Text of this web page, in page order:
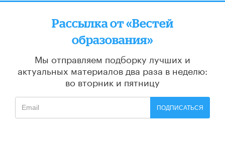
Рассылка от «Вестей
образования»
Мы отправляем подборку лучших и
актуальных материалов два раза в неделю:
во вторник и пятницу
ПОДПИСАТЬСЯ